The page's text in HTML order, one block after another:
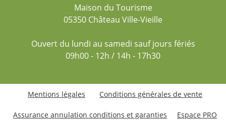
Maison du Tourisme
05350 Château Ville-Vieille
Ouvert du lundi au samedi sauf jours fériés
09h00 - 12h / 14h - 17h30
Mentions légales Conditions générales de vente
Assurance annulation conditions et garanties Espace PRO